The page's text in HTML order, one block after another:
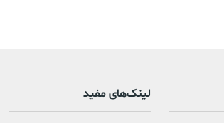
لینک‌های مفید